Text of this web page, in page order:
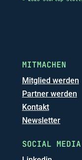
MITMACHEN
Mitglied werden
Partner werden
Kontakt
Newsletter
SOCIAL MEDIA